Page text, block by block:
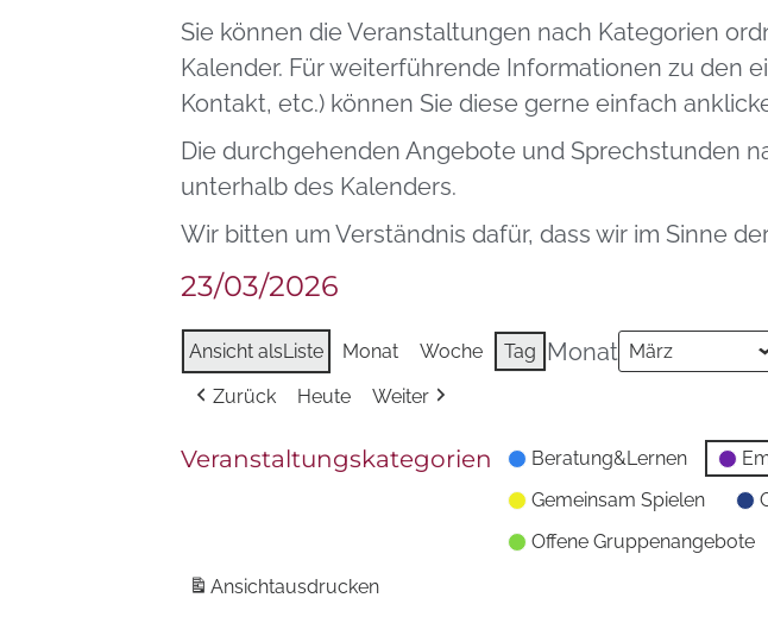
Sie können die Veranstaltungen nach Kategorien
Kalender. Für weiterführende Informationen zu den
Kontakt, etc.) können Sie diese gerne einfach
Die durchgehenden Angebote und Sprechstunden
unterhalb des Kalenders.
Wir bitten um Verständnis dafür, dass wir im Sinne
23/03/2026
Ansicht alsListe Monat Woche Tag Monat
Zurück Heute Weiter
Veranstaltungskategorien Beratung&Lernen
Gemeinsam Spielen
Offene Gruppenangebote
Ansichtausdrucken